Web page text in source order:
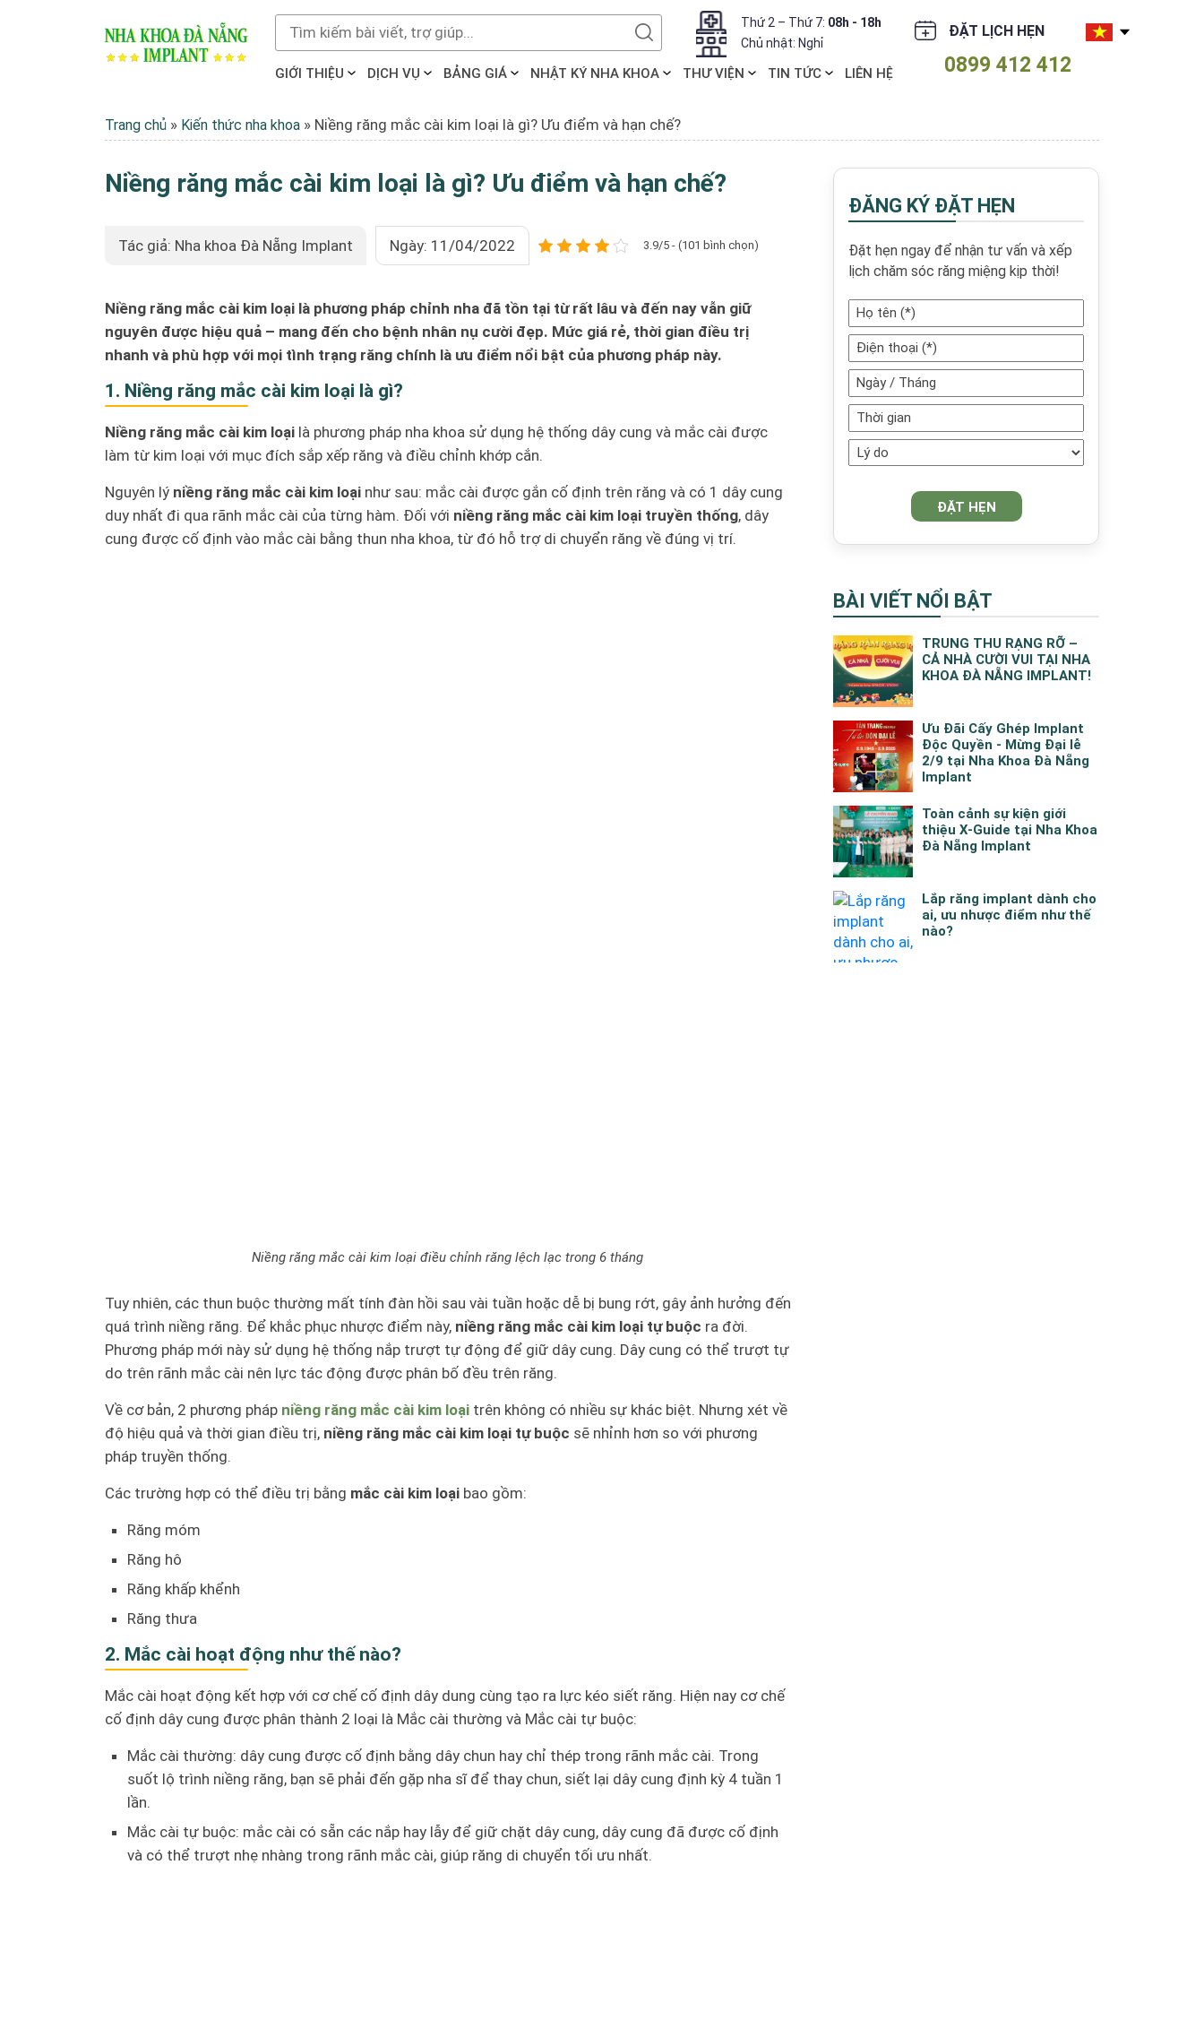
Thứ 2 – Thứ 7: 08h - 18h
Chủ nhật: Nghỉ
ĐẶT LỊCH HẸN
GIỚI THIỆU DỊCH VỤ BẢNG GIÁ NHẬT KÝ NHA KHOA THƯ VIỆN TIN TỨC LIÊN HỆ 0899 412 412
Trang chủ » Kiến thức nha khoa » Niềng răng mắc cài kim loại là gì? Ưu điểm và hạn chế?
Niềng răng mắc cài kim loại là gì? Ưu điểm và hạn chế?
Tác giả: Nha khoa Đà Nẵng Implant Ngày: 11/04/2022 3.9/5 - (101 bình chọn)
Niềng răng mắc cài kim loại là phương pháp chỉnh nha đã tồn tại từ rất lâu và đến nay vẫn giữ
nguyên được hiệu quả – mang đến cho bệnh nhân nụ cười đẹp. Mức giá rẻ, thời gian điều trị
nhanh và phù hợp với mọi tình trạng răng chính là ưu điểm nổi bật của phương pháp này.
1. Niềng răng mắc cài kim loại là gì?
Niềng răng mắc cài kim loại là phương pháp nha khoa sử dụng hệ thống dây cung và mắc cài được
làm từ kim loại với mục đích sắp xếp răng và điều chỉnh khớp cắn.
Nguyên lý niềng răng mắc cài kim loại như sau: mắc cài được gắn cố định trên răng và có 1 dây cung
duy nhất đi qua rãnh mắc cài của từng hàm. Đối với niềng răng mắc cài kim loại truyền thống, dây
cung được cố định vào mắc cài bằng thun nha khoa, từ đó hỗ trợ di chuyển răng về đúng vị trí.
Niềng răng mắc cài kim loại điều chỉnh răng lệch lạc trong 6 tháng
Tuy nhiên, các thun buộc thường mất tính đàn hồi sau vài tuần hoặc dễ bị bung rớt, gây ảnh hưởng đến
quá trình niềng răng. Để khắc phục nhược điểm này, niềng răng mắc cài kim loại tự buộc ra đời.
Phương pháp mới này sử dụng hệ thống nắp trượt tự động để giữ dây cung. Dây cung có thể trượt tự
do trên rãnh mắc cài nên lực tác động được phân bố đều trên răng.
Về cơ bản, 2 phương pháp niềng răng mắc cài kim loại trên không có nhiều sự khác biệt. Nhưng xét về
độ hiệu quả và thời gian điều trị, niềng răng mắc cài kim loại tự buộc sẽ nhỉnh hơn so với phương
pháp truyền thống.
Các trường hợp có thể điều trị bằng mắc cài kim loại bao gồm:
Răng móm
Răng hô
Răng khấp khểnh
Răng thưa
2. Mắc cài hoạt động như thế nào?
Mắc cài hoạt động kết hợp với cơ chế cố định dây dung cùng tạo ra lực kéo siết răng. Hiện nay cơ chế
cố định dây cung được phân thành 2 loại là Mắc cài thường và Mắc cài tự buộc:
Mắc cài thường: dây cung được cố định bằng dây chun hay chỉ thép trong rãnh mắc cài. Trong
suốt lộ trình niềng răng, bạn sẽ phải đến gặp nha sĩ để thay chun, siết lại dây cung định kỳ 4 tuần 1
lần.
Mắc cài tự buộc: mắc cài có sẵn các nắp hay lẫy để giữ chặt dây cung, dây cung đã được cố định
và có thể trượt nhẹ nhàng trong rãnh mắc cài, giúp răng di chuyển tối ưu nhất.
ĐĂNG KÝ ĐẶT HẸN
Đặt hẹn ngay để nhận tư vấn và xếp
lịch chăm sóc răng miệng kịp thời!
BÀI VIẾT NỔI BẬT
TRUNG THU RẠNG RỠ –
CẢ NHÀ CƯỜI VUI TẠI NHA
KHOA ĐÀ NẴNG IMPLANT!
Ưu Đãi Cấy Ghép Implant
Độc Quyền - Mừng Đại lễ
2/9 tại Nha Khoa Đà Nẵng
Implant
Toàn cảnh sự kiện giới
thiệu X-Guide tại Nha Khoa
Đà Nẵng Implant
Lắp răng implant dành cho
ai, ưu nhược điểm như thế
nào?